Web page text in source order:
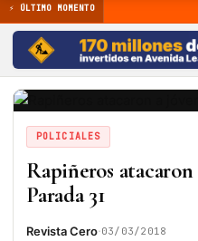
⚡ ÚLTIMO MOMENTO
POLICIALES
Rapiñeros atacaron
Parada 31
Revista Cero·03/03/2018